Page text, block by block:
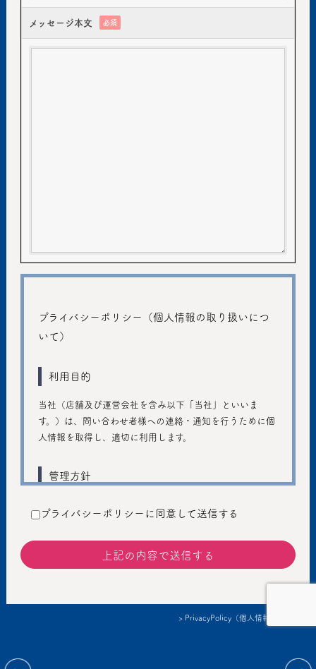
メッセージ本文 必須
プライバシーポリシー（個人情報の取り扱いにつ
いて）
利用目的
当社（店舗及び運営会社を含み以下「当社」といいま
す。）は、問い合わせ者様への連絡・通知を行うために個
人情報を取得し、適切に利用します。
管理方針
保護に十分注意し、個人情報の保護に関する法律および管
義務を持って適切に取り扱うものとし、不正アクセス、不
正利用などの防止に努めます。
プライバシーポリシーに同意して送信する
> PrivacyPolicy（個人情報保護方針）